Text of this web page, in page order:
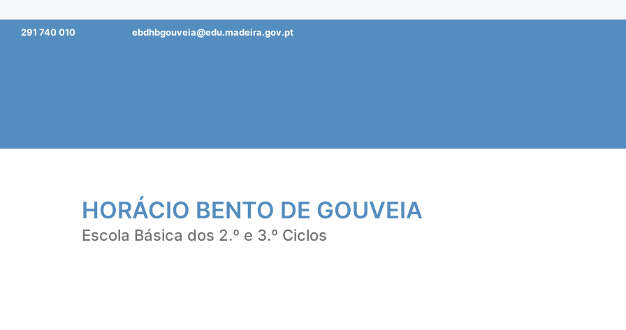
Saltar291 740 010 ebdhbgouveia@edu.madeira.gov.pt
HORÁCIO BENTO DE GOUVEIA
Escola Básica dos 2.º e 3.º Ciclos